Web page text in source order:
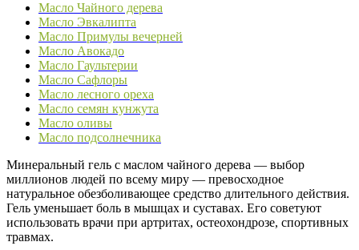
Масло Чайного дерева
Масло Эвкалипта
Масло Примулы вечерней
Масло Авокадо
Масло Гаультерии
Масло Сафлоры
Масло лесного ореха
Масло семян кунжута
Масло оливы
Масло подсолнечника
Минеральный гель с маслом чайного дерева — выбор
миллионов людей по всему миру — превосходное
натуральное обезболивающее средство длительного действия.
Гель уменьшает боль в мышцах и суставах. Его советуют
использовать врачи при артритах, остеохондрозе, спортивных
травмах.